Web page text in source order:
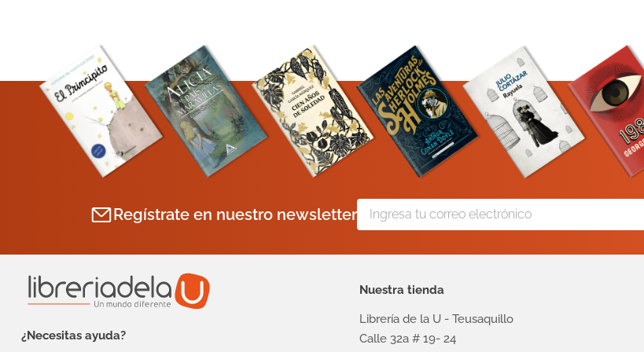
Regístrate en nuestro newsletter
¿Necesitas ayuda?
Nuestra tienda
Librería de la U - Teusaquillo
Calle 32a # 19- 24